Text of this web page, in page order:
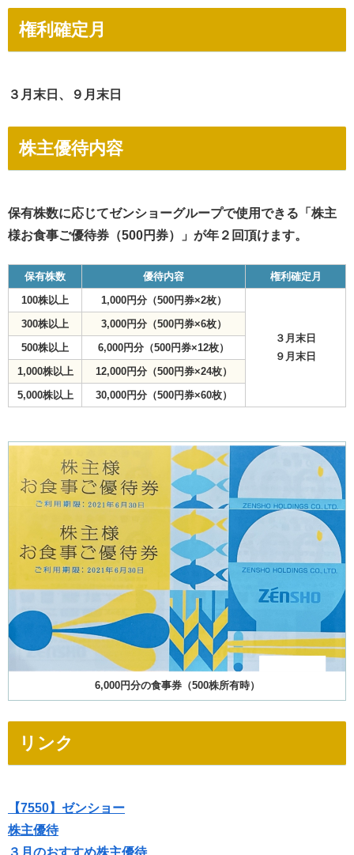
権利確定月
３月末日、９月末日
株主優待内容
保有株数に応じてゼンショーグループで使用できる「株主
様お食事ご優待券（500円券）」が年２回頂けます。
保有株数 優待内容
権利確定月
100株以上
1,000円分（500円券×2枚）
３月末日
９月末日
300株以上
3,000円分（500円券×6枚）
500株以上
6,000円分（500円券×12枚）
1,000株以上
12,000円分（500円券×24枚）
5,000株以上
30,000円分（500円券×60枚）
6,000円分の食事券（500株所有時）
リンク
【7550】ゼンショー
株主優待
３月のおすすめ株主優待